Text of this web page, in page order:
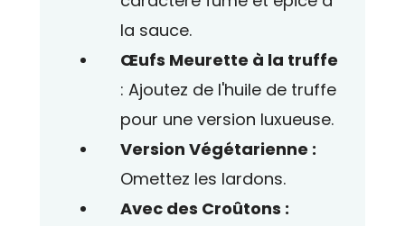
la sauce.
Œufs Meurette à la truffe
: Ajoutez de l'huile de truffe
pour une version luxueuse.
Version Végétarienne :
Omettez les lardons.
Avec des Croûtons :